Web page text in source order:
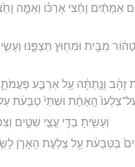
אַמָּתַ֨יִם וָחֵ֜צִי אָרְכּ֗וֹ וְאַמָּ֤ה
מִבַּ֥יִת וּמִח֖וּץ תְּצַפֶּ֑נּוּ
זָהָ֔ב וְנָ֣תַתָּ֔ה עַ֖ל אַרְבַּ֣ע
הָֽאֶחָ֔ת וּשְׁתֵּי֙ טַבָּעֹ֔ת
וְעָשִׂ֥יתָ בַדֵּ֖י עֲצֵ֣י שִׁטִּ֑ים
בַּטַּבָּעֹ֔ת עַ֖ל צַלְעֹ֣ת הָאָרֹ֑ן